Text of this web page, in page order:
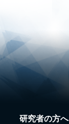
研究者の方へ